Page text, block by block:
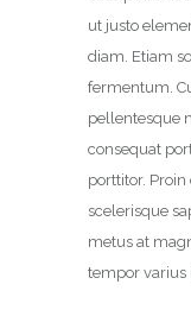
ut justo
diam. Etiam
fermentum.
pellentesque
consequat
porttitor.
scelerisque
metus at
tempor varius